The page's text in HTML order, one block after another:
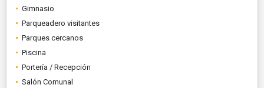
Gimnasio
Parqueadero visitantes
Parques cercanos
Piscina
Portería / Recepción
Salón Comunal